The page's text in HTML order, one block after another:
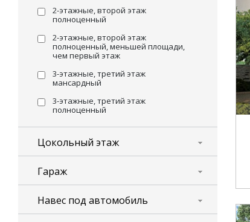
2-этажные, второй этаж
полноценный
2-этажные, второй этаж
полноценный, меньшей площади,
чем первый этаж
3-этажные, третий этаж
мансардный
3-этажные, третий этаж
полноценный
Цокольный этаж
Гараж
Навес под автомобиль